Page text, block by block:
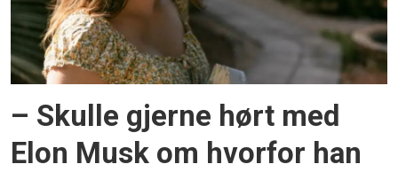
– Skulle gjerne hørt med
Elon Musk om hvorfor han